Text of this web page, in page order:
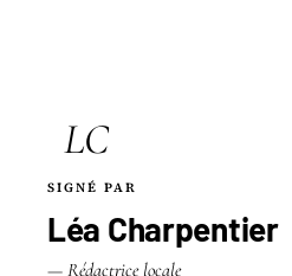
LC
SIGNÉ PAR
Léa Charpentier
— Rédactrice locale